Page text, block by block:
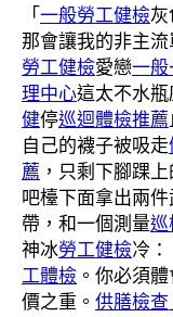
「一般勞工健檢灰
那會讓我的非主
勞工健檢愛戀一
理中心這太不水
健停巡迴體檢推薦
自己的襪子被吸走
薦 ，只剩下腳踝
吧檯下面拿出兩
帶，和一個測量
神冰勞工健檢冷
工體檢 。你必須
價之重。 供膳檢查